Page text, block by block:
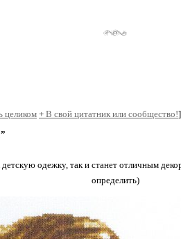
целиком+ В свой цитатник или сообщество!]
одежку, так и станет отличным
определить)